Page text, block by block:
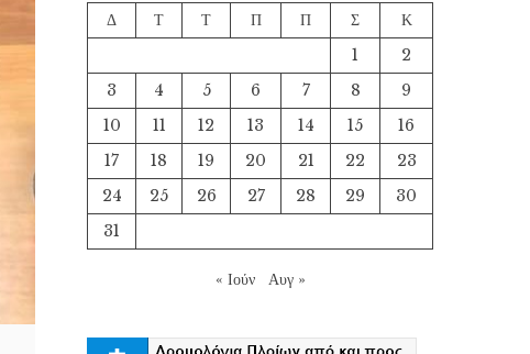
Δ
Τ Τ Π Π Σ
Κ
1
2
3
4 5 6 7 8
9
10
11 12 13 14 15
16
17
18 19 20 21 22
23
24
25 26 27 28 29
30
31
« Ιούν Αυγ »